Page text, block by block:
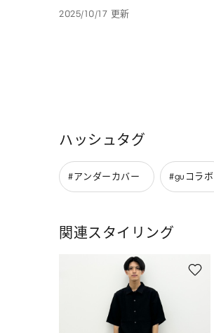
2025/10/17 更新
ハッシュタグ
#アンダーカバー #guコラボ
関連スタイリング